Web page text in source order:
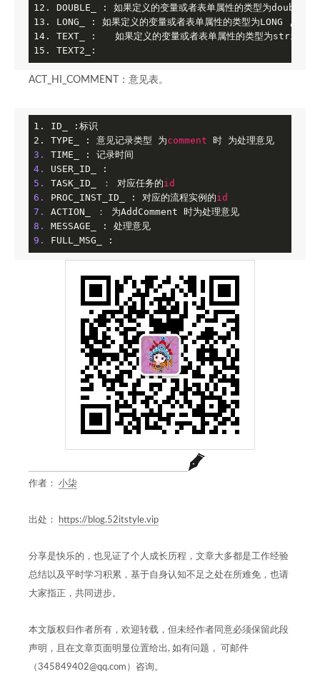
12. DOUBLE_ : 如果定义的变量或者表单属性的类型为double，
13. LONG_ : 如果定义的变量或者表单属性的类型为LONG ,他的
14. TEXT_ :　　如果定义的变量或者表单属性的类型为string，
15. TEXT2_:
ACT_HI_COMMENT：意见表。
1. ID_ :标识
2. TYPE_ : 意见记录类型 为comment
时 为处理意见
3.
4.
5.
TASK_ID_ ： 对应任务的id
6.
PROC_INST_ID_ : 对应的流程实例的id
7.
ACTION_ ： 为AddComment 时为处理意见
8.
MESSAGE_ : 处理意见
9.
FULL_MSG_ :
作者： 小柒
出处： https://blog.52itstyle.vip
分享是快乐的，也见证了个人成长历程，文章大多都是工作经验
总结以及平时学习积累，基于自身认知不足之处在所难免，也请
大家指正，共同进步。
本文版权归作者所有，欢迎转载，但未经作者同意必须保留此段
声明，且在文章页面明显位置给出, 如有问题， 可邮件
（345849402@qq.com）咨询。